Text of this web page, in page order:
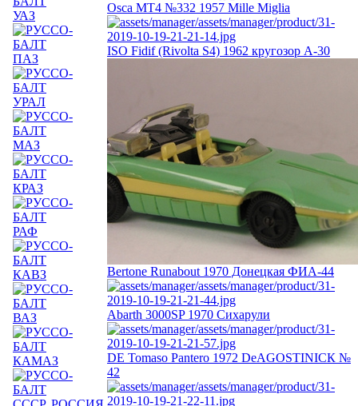
УАЗ
ПАЗ
УРАЛ
МАЗ
КРАЗ
РАФ
КАВЗ
ВАЗ
КАМАЗ
Osca MT4 №332 1957 Mille Miglia
ISO Fidif (Rivolta S4) 1962 кругозор А-30
Bertone Runabout 1970 Донецкая ФИА-44
Abarth 3000SP 1970 Сихарули
DE Tomaso Pantero 1972 DeAGOSTINIСК №
42